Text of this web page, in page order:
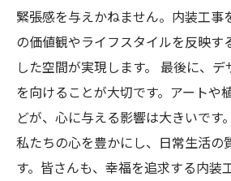
緊張感を与えかねません。内装工事
の価値観やライフスタイルを反映す
した空間が実現します。 最後に、
を向けることが大切です。アートや
どが、心に与える影響は大きいです
私たちの心を豊かにし、日常生活の
す。皆さんも、幸福を追求する内装